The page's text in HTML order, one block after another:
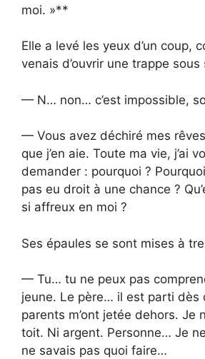
moi. »**
Elle a levé les yeux d’un coup,
venais d’ouvrir une trappe sous
— N… non… c’est impossible,
— Vous avez déchiré mes
que j’en aie. Toute ma vie, j’ai
demander : pourquoi ?
pas eu droit à une chance ?
si affreux en moi ?
Ses épaules se sont mises à
— Tu… tu ne peux pas
jeune. Le père… il est parti dès
parents m’ont jetée dehors. Je
toit. Ni argent. Personne… Je
ne savais pas quoi faire…